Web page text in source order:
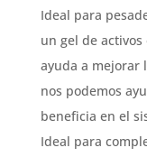
Ideal para
un gel de
ayuda a mejorar
nos podemos
beneficia en el
Ideal para